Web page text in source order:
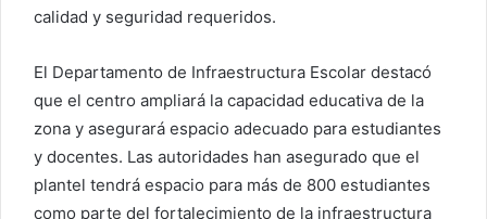
calidad y seguridad requeridos.
El Departamento de Infraestructura Escolar destacó
que el centro ampliará la capacidad educativa de la
zona y asegurará espacio adecuado para estudiantes
y docentes. Las autoridades han asegurado que el
plantel tendrá espacio para más de 800 estudiantes
como parte del fortalecimiento de la infraestructura